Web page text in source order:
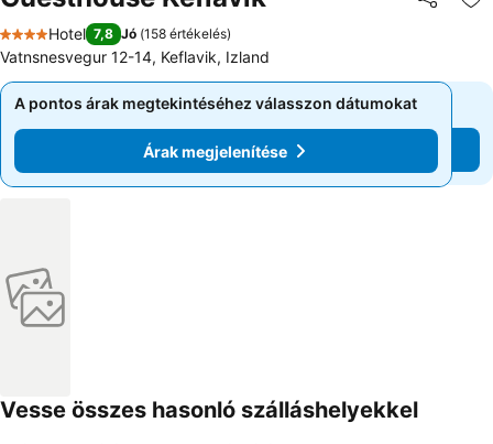
4 Kategória
Hotel 7,8 Jó (158 értékelés)
Vatnsnesvegur 12-14, Keflavik, Izland
A pontos árak megtekintéséhez válasszon dátumokat
Árak megjelenítése
A pontos árak megtekintéséhez válasszon dátumokat
Árak megjelenítése
Vesse összes hasonló szálláshelyekkel